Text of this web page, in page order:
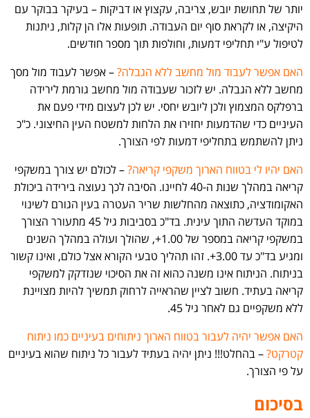
יותר של תחושת יובש, צריבה, עקצוץ או דביקות – בעיקר בבוקר עם
היקיצה, או לקראת סוף יום העבודה. תופעות אלו הן קלות, ניתנות
לטיפול ע"י תחליפי דמעות, וחולפות תוך מספר חודשים.
האם אפשר לעבוד מול מחשב ללא הגבלה?– אפשר לעבוד מול מסך
מחשב ללא הגבלה. יש לזכור שעבודה מול מחשב גורמת לירידה
ברפלקס המצמוץ ולכן ליובש יחסי. יש לכן לעצום מידי פעם את
העיניים כדי שהדמעות יחזירו את הלחות למשטח העין החיצוני. כ"כ
ניתן להשתמש בתחליפי דמעות לפי הצורך.
האם יהיו לי בטווח הארוך משקפי קריאה?– לכולם יש צורך במשקפי
קריאה במהלך שנות ה-40 לחיינו. הסיבה לכך נעוצה בירידה ביכולת
האקומודציה, כתוצאה מהחלשות שריר העטרה בעין הגורם לשינוי
במוקד העדשה התוך עינית. בד"כ בסביבות גיל 45 מתעורר הצורך
במשקפי קריאה במספר של 1.00+, שהולך ועולה במהלך השנים
ומגיע בד"כ עד 3.00+. זהו תהליך טבעי הקורא אצל כולם, ואינו קשור
בניתוח. הניתוח אינו משנה כהוא זה את הסיכוי שנזדקק למשקפי
קריאה בעתיד. חשוב לציין שהראייה לרחוק תמשיך להיות מצויינת
ללא משקפיים גם לאחר גיל 45.
האם אפשר יהיה לעבור בטווח הארוך ניתוחים בעיניים כמו ניתוח
קטרקט?– בהחלט!!! ניתן יהיה בעתיד לעבור כל ניתוח שהוא בעיניים
על פי הצורך.
בסיכום